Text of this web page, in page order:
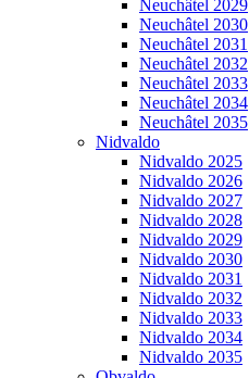
Neuchâtel 2029
Neuchâtel 2030
Neuchâtel 2031
Neuchâtel 2032
Neuchâtel 2033
Neuchâtel 2034
Neuchâtel 2035
Nidvaldo
Nidvaldo 2025
Nidvaldo 2026
Nidvaldo 2027
Nidvaldo 2028
Nidvaldo 2029
Nidvaldo 2030
Nidvaldo 2031
Nidvaldo 2032
Nidvaldo 2033
Nidvaldo 2034
Nidvaldo 2035